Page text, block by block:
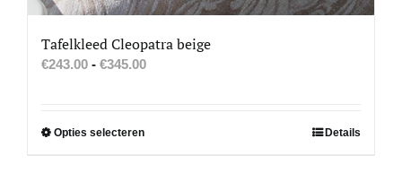
Tafelkleed Cleopatra beige
€243.00 - €345.00Prijsklasse:
Opties selecterenDit
Details